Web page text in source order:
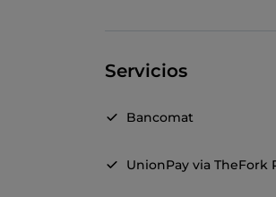
Servicios
Bancomat
UnionPay via TheFork